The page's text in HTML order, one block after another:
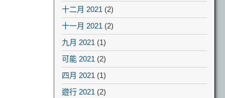
十二月 2021 (2)
十一月 2021 (2)
九月 2021 (1)
可能 2021 (2)
四月 2021 (1)
遊行 2021 (2)